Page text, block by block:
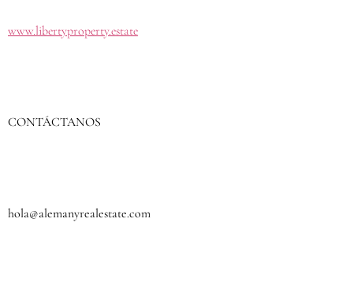
www.libertyproperty.estate
CONTÁCTANOS
hola@alemanyrealestate.com